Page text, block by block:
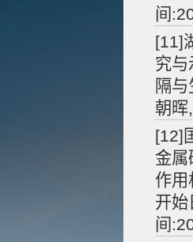
间
[11]
究与
隔
朝晖
[12]
金属
作用
开
间